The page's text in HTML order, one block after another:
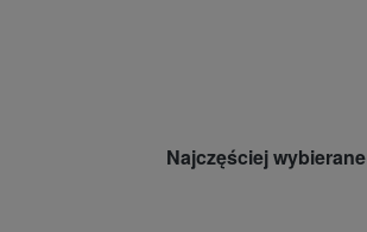
Najczęściej wybierane